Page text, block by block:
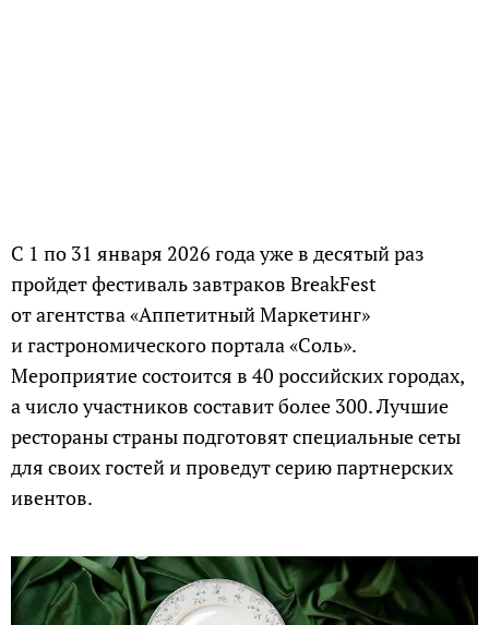
С 1 по 31 января 2026 года уже в десятый раз
пройдет фестиваль завтраков BreakFest
от агентства «Аппетитный Маркетинг»
и гастрономического портала «Соль».
Мероприятие состоится в 40 российских городах,
а число участников составит более 300. Лучшие
рестораны страны подготовят специальные сеты
для своих гостей и проведут серию партнерских
ивентов.